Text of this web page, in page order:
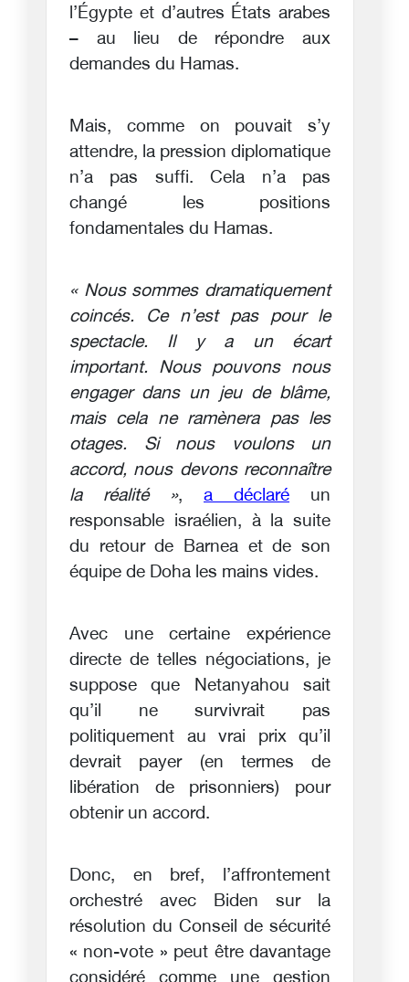
l’Égypte et d’autres États arabes
– au lieu de répondre aux
demandes du Hamas.
Mais, comme on pouvait s’y
attendre, la pression diplomatique
n’a pas suffi. Cela n’a pas
changé les positions
fondamentales du Hamas.
« Nous sommes dramatiquement
coincés. Ce n’est pas pour le
spectacle. Il y a un écart
important. Nous pouvons nous
engager dans un jeu de blâme,
mais cela ne ramènera pas les
otages. Si nous voulons un
accord, nous devons reconnaître
la réalité », a déclaré un
responsable israélien, à la suite
du retour de Barnea et de son
équipe de Doha les mains vides.
Avec une certaine expérience
directe de telles négociations, je
suppose que Netanyahou sait
qu’il ne survivrait pas
politiquement au vrai prix qu’il
devrait payer (en termes de
libération de prisonniers) pour
obtenir un accord.
Donc, en bref, l’affrontement
orchestré avec Biden sur la
résolution du Conseil de sécurité
« non-vote » peut être davantage